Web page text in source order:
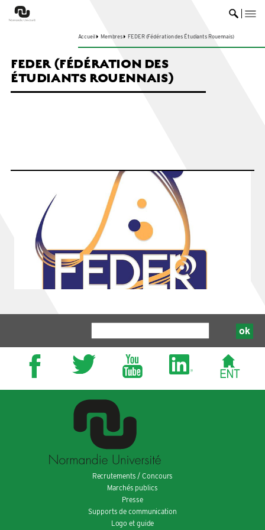
Accueil Membres FEDER (Fédération des Étudiants Rouennais)
FEDER (FÉDÉRATION DES
ÉTUDIANTS ROUENNAIS)
Recrutements / Concours
Marchés publics
Presse
Supports de communication
Logo et guide